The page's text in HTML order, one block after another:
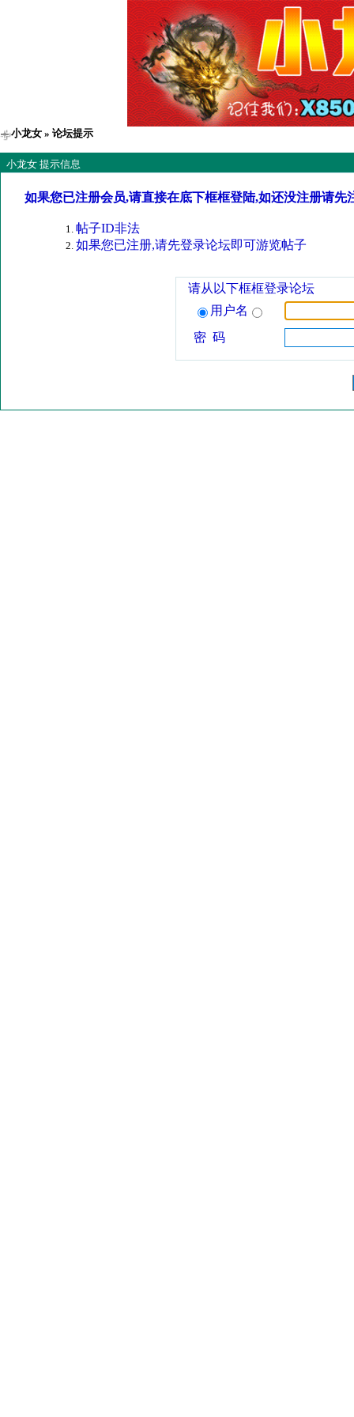
小龙女 » 论坛提示
小龙女 提示信息
如果您已注册会员,请直接在底下框框登陆,如还没注册请先
帖子ID非法
如果您已注册,请先登录论坛即可游览帖子
请从以下框框登录论坛
用户名
密 码